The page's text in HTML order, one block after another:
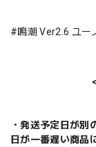
#鳴潮 Ver2.6 ユー
・発送予定日が別
日が一番遅い商品